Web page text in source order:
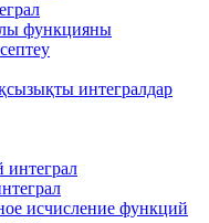
функцияны
интегралдар
интеграл
исчисление функций